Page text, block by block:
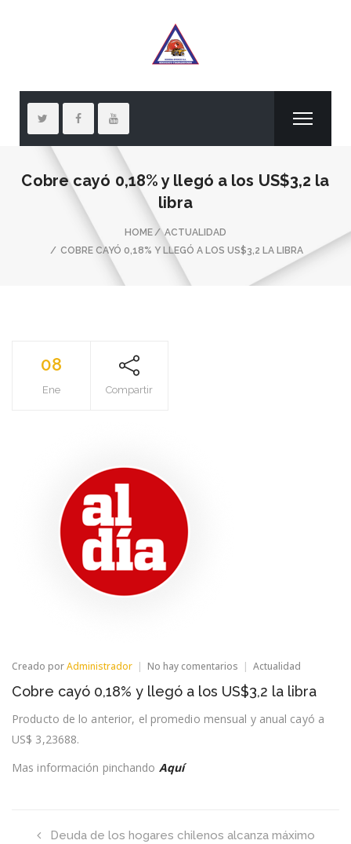
Cobre cayó 0,18% y llegó a los US$3,2 la
libra
HOME
ACTUALIDAD
COBRE CAYÓ 0,18% Y LLEGÓ A LOS US$3,2 LA LIBRA
08
Ene Compartir
Creado porAdministrador No hay comentarios en
cayó
y
Actualidad
Cobre cayó 0,18% y llegó a los US$3,2 la libra
Producto de lo anterior, el promedio mensual y anual cayó a
US$ 3,23688.
Mas información pinchando Aquí
Deuda de los hogares chilenos alcanza máximo